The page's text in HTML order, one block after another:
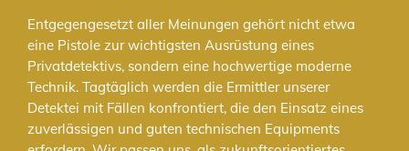
Entgegengesetzt aller Meinungen gehört nicht etwa
eine Pistole zur wichtigsten Ausrüstung eines
Privatdetektivs, sondern eine hochwertige moderne
Technik. Tagtäglich werden die Ermittler unserer
Detektei mit Fällen konfrontiert, die den Einsatz eines
zuverlässigen und guten technischen Equipments